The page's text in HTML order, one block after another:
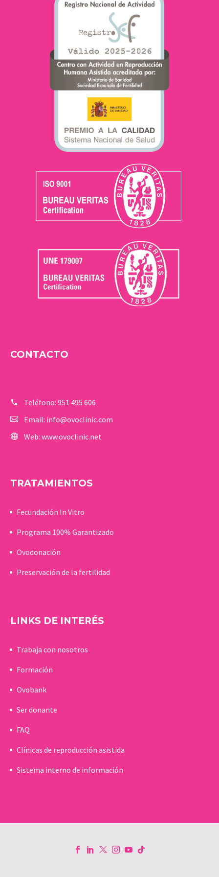
CONTACTO
Teléfono: 951 495 606
Email: info@ovoclinic.com
Web: www.ovoclinic.net
TRATAMIENTOS
Fecundación In Vitro
Programa 100% Garantizado
Ovodonación
Preservación de la fertilidad
LINKS DE INTERÉS
Trabaja con nosotros
Formación
Ovobank
Ser donante
FAQ
Clínicas de reproducción asistida
Sistema interno de información